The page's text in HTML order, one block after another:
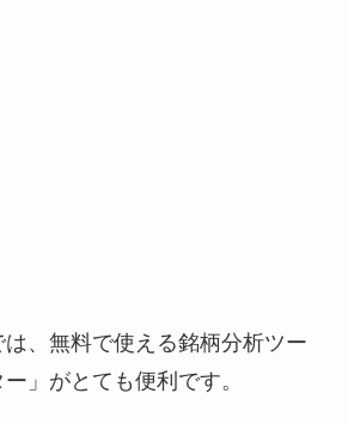
、無料で使える銘柄分析ツー
」がとても便利です。